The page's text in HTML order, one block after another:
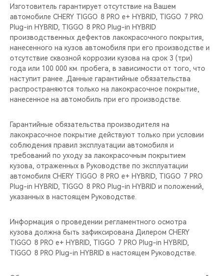
Изготовитель гарантирует отсутствие на Вашем
автомобиле CHERY TIGGO 8 PRO е+ HYBRID, TIGGO 7 PRO
Plug-in HYBRID, TIGGO 8 PRO Plug-in HYBRID
производственных дефектов лакокрасочного покрытия,
нанесенного на кузов автомобиля при его производстве и
отсутствие сквозной коррозии кузова на срок 3 (три)
года или 100 000 км. пробега, в зависимости от того, что
наступит ранее. Данные гарантийные обязательства
распространяются только на лакокрасочное покрытие,
нанесенное на автомобиль при его производстве.
Гарантийные обязательства производителя на
лакокрасочное покрытие действуют только при условии
соблюдения правил эксплуатации автомобиля и
требований по уходу за лакокрасочным покрытием
кузова, отраженных в Руководстве по эксплуатации
автомобиля CHERY TIGGO 8 PRO е+ HYBRID, TIGGO 7 PRO
Plug-in HYBRID, TIGGO 8 PRO Plug-in HYBRID и положений,
указанных в настоящем Руководстве.
Информация о проведении регламентного осмотра
кузова должна быть зафиксирована Дилером CHERY
TIGGO 8 PRO е+ HYBRID, TIGGO 7 PRO Plug-in HYBRID,
TIGGO 8 PRO Plug-in HYBRID в настоящем Руководстве.